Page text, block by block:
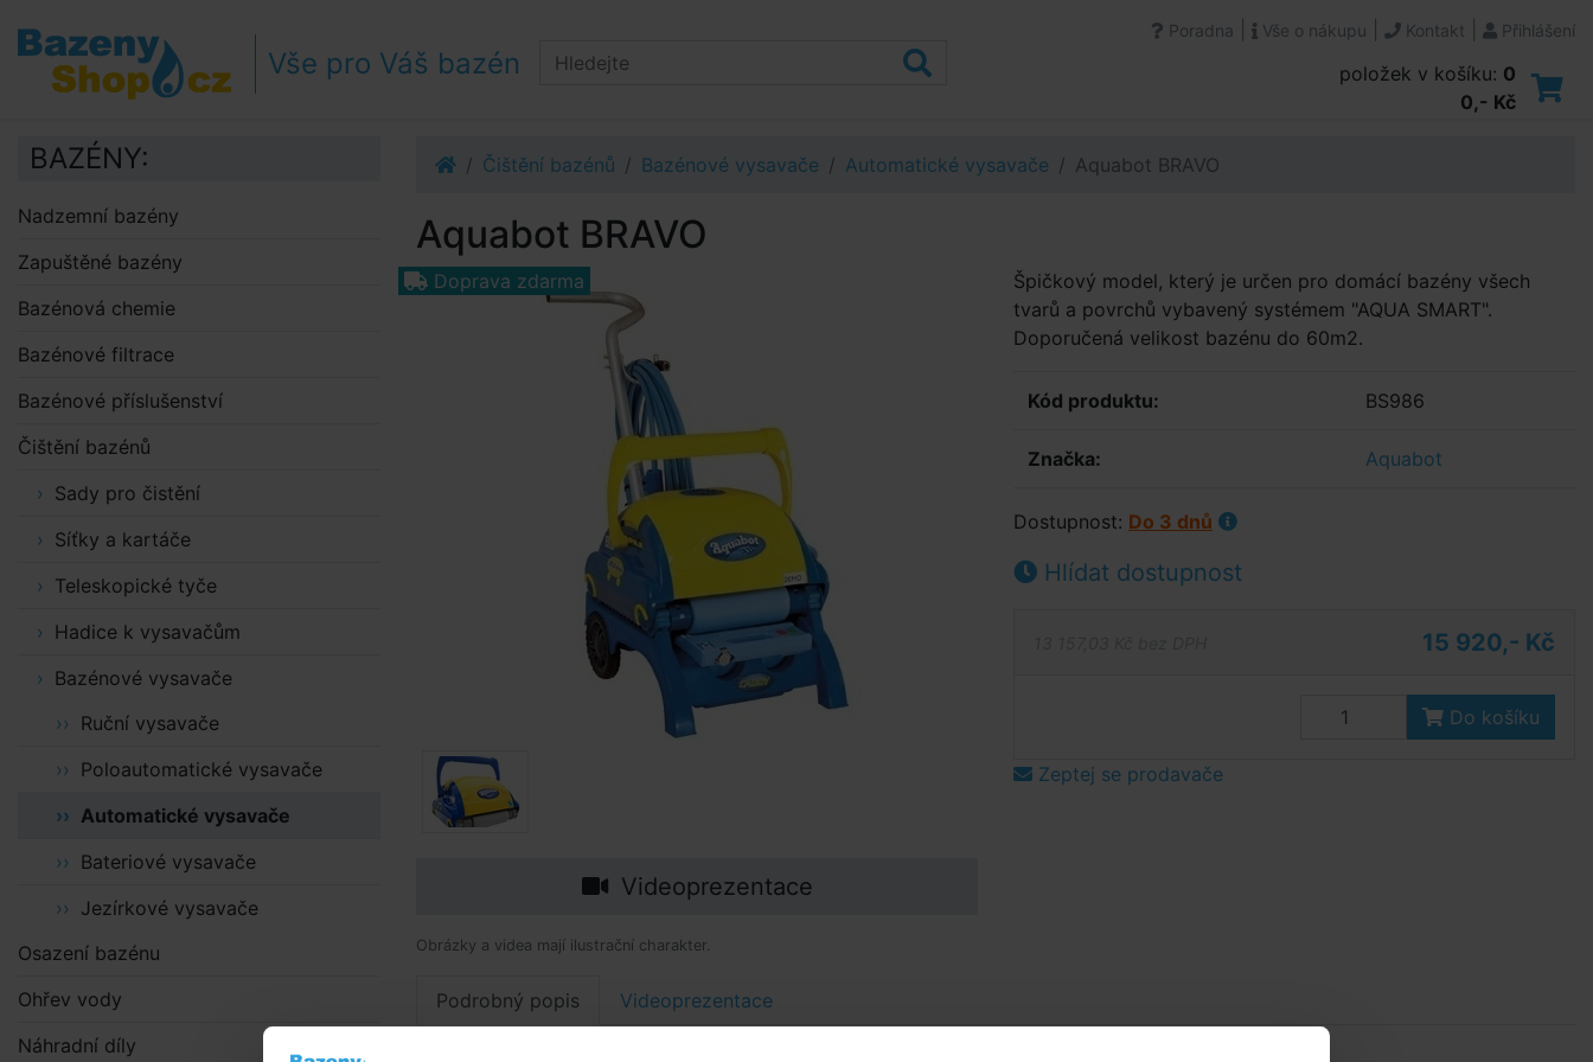
Přejít na obsah
Přejít k postrannímu sloupci
Klávesové zkratky
Vše pro Váš bazén
Poradna Vše o nákupu Kontakt Přihlášení
položek v košíku: 0
0,- Kč
Čištění bazénů Bazénové vysavače Automatické vysavače Aquabot BRAVO
Aquabot BRAVO
Doprava zdarma
Videoprezentace
Obrázky a videa mají ilustrační charakter.
Špičkový model, který je určen pro domácí bazény všech
tvarů a povrchů vybavený systémem "AQUA SMART".
Doporučená velikost bazénu do 60m2.
Kód produktu: BS986
Značka: Aquabot
Dostupnost: Do 3 dnů
Hlídat dostupnost
15 920,- Kč
Do košíku
Zeptej se prodavače
Podrobný popis Videoprezentace
BAZÉNY:
Nadzemní bazény
Zapuštěné bazény
Bazénová chemie
Bazénové filtrace
Bazénové příslušenství
Čištění bazénů
Sady pro čistění
Síťky a kartáče
Teleskopické tyče
Hadice k vysavačům
Bazénové vysavače
Ruční vysavače
Poloautomatické vysavače
Automatické vysavače
Bateriové vysavače
Jezírkové vysavače
Osazení bazénu
Ohřev vody
Náhradní díly